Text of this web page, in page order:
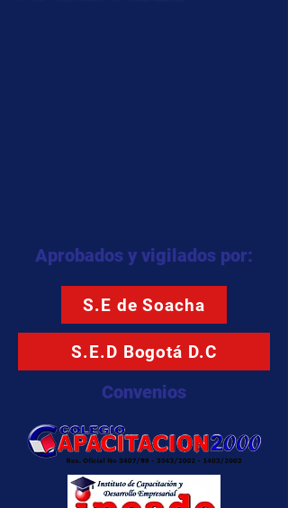
Aprobados y vigilados por:
S.E de Soacha
S.E.D Bogotá D.C
Convenios